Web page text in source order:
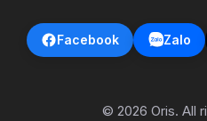
Facebook Zalo
© 2026 Oris. All